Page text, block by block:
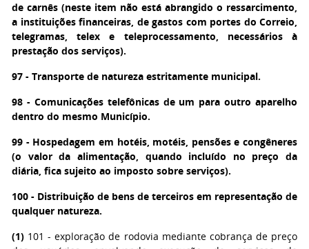
de carnês (neste item não está abrangido o ressarcimento,
a instituições financeiras, de gastos com portes do Correio,
telegramas, telex e teleprocessamento, necessários à
prestação dos serviços).
97 - Transporte de natureza estritamente municipal.
98 - Comunicações telefônicas de um para outro aparelho
dentro do mesmo Município.
99 - Hospedagem em hotéis, motéis, pensões e congêneres
(o valor da alimentação, quando incluído no preço da
diária, fica sujeito ao imposto sobre serviços).
100 - Distribuição de bens de terceiros em representação de
qualquer natureza.
(1) 101 - exploração de rodovia mediante cobrança de preço